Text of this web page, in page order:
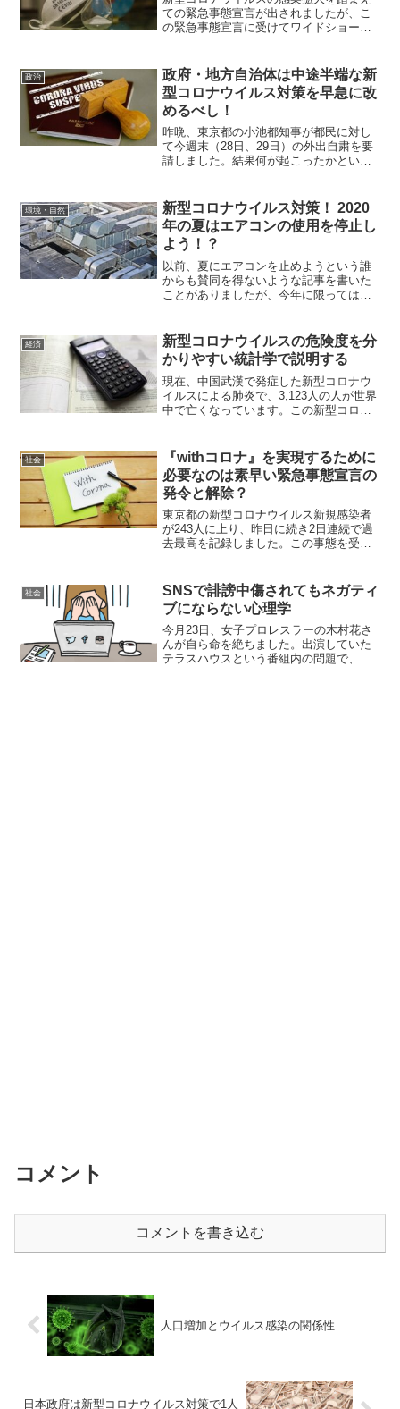
ての緊急事態宣言が出されましたが、こ
の緊急事態宣言に受けてワイドショーの
しかし、いくら国民の外出を抑えてとこ
ろで新型コロナウイルスの...
政治
政府・地方自治体は中途半端な新
型コロナウイルス対策を早急に改
めるべし！
昨晩、東京都の小池都知事が都民に対し
て今週末（28日、29日）の外出自粛を要
請しました。結果何が起こったかという
です。たった2日間だけ外出を自粛しても
新型コロナウイルス...
環境・自然
新型コロナウイルス対策！ 2020
年の夏はエアコンの使用を停止し
よう！？
以前、夏にエアコンを止めようという誰
からも賛同を得ないような記事を書いた
ことがありましたが、今年に限っては多
ナウイルスは、季節性インフルエンザに
比べ暖かい気温に強い傾向...
経済
新型コロナウイルスの危険度を分
かりやすい統計学で説明する
現在、中国武漢で発症した新型コロナウ
イルスによる肺炎で、3,123人の人が世界
中で亡くなっています。この新型コロナ
コロナウイルスによる肺炎患者の死者数
が1万人まで増える...
社会
『withコロナ』を実現するために
必要なのは素早い緊急事態宣言の
発令と解除？
東京都の新型コロナウイルス新規感染者
が243人に上り、昨日に続き2日連続で過
去最高を記録しました。この事態を受
ルサイトのYahoo!が行っているアンケー
トによれば、8割...
社会
SNSで誹謗中傷されてもネガティ
ブにならない心理学
今月23日、女子プロレスラーの木村花さ
んが自ら命を絶ちました。出演していた
テラスハウスという番組内の問題で、
コメント
コメントを書き込む
人口増加とウイルス感染の関係性
日本政府は新型コロナウイルス対策で1人